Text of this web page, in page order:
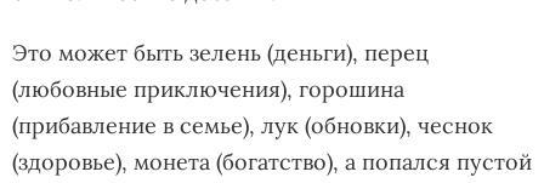
Это может быть зелень (деньги), перец
(любовные приключения), горошина
(прибавление в семье), лук (обновки), чеснок
(здоровье), монета (богатство), а попался пустой